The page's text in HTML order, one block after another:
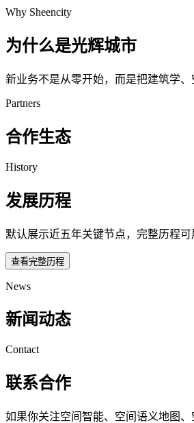
Why Sheencity
为什么是光辉城市
新业务不是从零开始，而是把建筑学
Partners
合作生态
History
发展历程
默认展示近五年关键节点，完整历程可
查看完整历程
News
新闻动态
Contact
联系合作
如果你关注空间智能、空间语义地图